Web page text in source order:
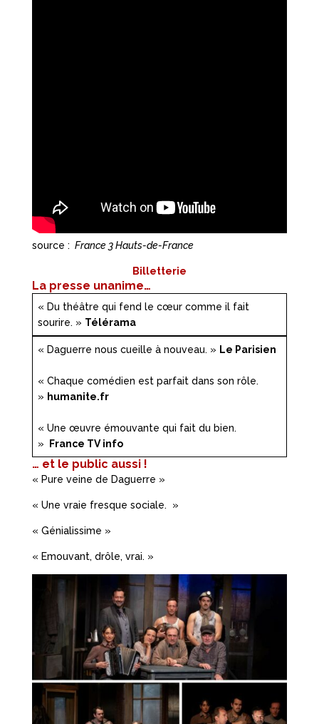
source : France 3 Hauts-de-France
Billetterie
La presse unanime…
« Du théâtre qui fend le cœur comme il fait
sourire. » Télérama
« Daguerre nous cueille à nouveau. » Le Parisien
« Chaque comédien est parfait dans son rôle.
» humanite.fr
« Une œuvre émouvante qui fait du bien.
»
France TV info
… et le public aussi !
« Pure veine de Daguerre »
« Une vraie fresque sociale. »
« Génialissime »
« Emouvant, drôle, vrai. »